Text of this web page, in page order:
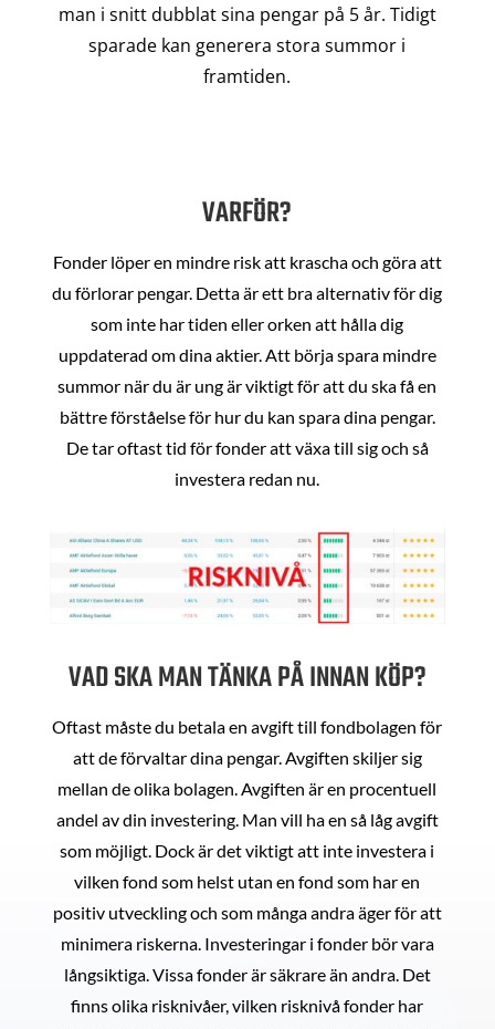
man i snitt dubblat sina pengar på 5 år. Tidigt
sparade kan generera stora summor i
framtiden.
VARFÖR?
Fonder löper en mindre risk att krascha och göra att
du förlorar pengar. Detta är ett bra alternativ för dig
som inte har tiden eller orken att hålla dig
uppdaterad om dina aktier. Att börja spara mindre
summor när du är ung är viktigt för att du ska få en
bättre förståelse för hur du kan spara dina pengar.
De tar oftast tid för fonder att växa till sig och så
investera redan nu.
VAD SKA MAN TÄNKA PÅ INNAN KÖP?
Oftast måste du betala en avgift till fondbolagen för
att de förvaltar dina pengar. Avgiften skiljer sig
mellan de olika bolagen. Avgiften är en procentuell
andel av din investering. Man vill ha en så låg avgift
som möjligt. Dock är det viktigt att inte investera i
vilken fond som helst utan en fond som har en
positiv utveckling och som många andra äger för att
minimera riskerna. Investeringar i fonder bör vara
långsiktiga. Vissa fonder är säkrare än andra. Det
finns olika risknivåer, vilken risknivå fonder har